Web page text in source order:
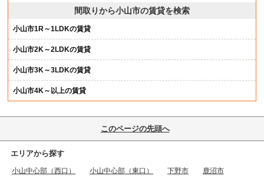
間取りから小山市の賃貸を検索
小山市1R～1LDKの賃貸
小山市2K～2LDKの賃貸
小山市3K～3LDKの賃貸
小山市4K～以上の賃貸
このページの先頭へ
エリアから探す
小山中心部（西口） 小山中心部（東口） 下野市
鹿沼市